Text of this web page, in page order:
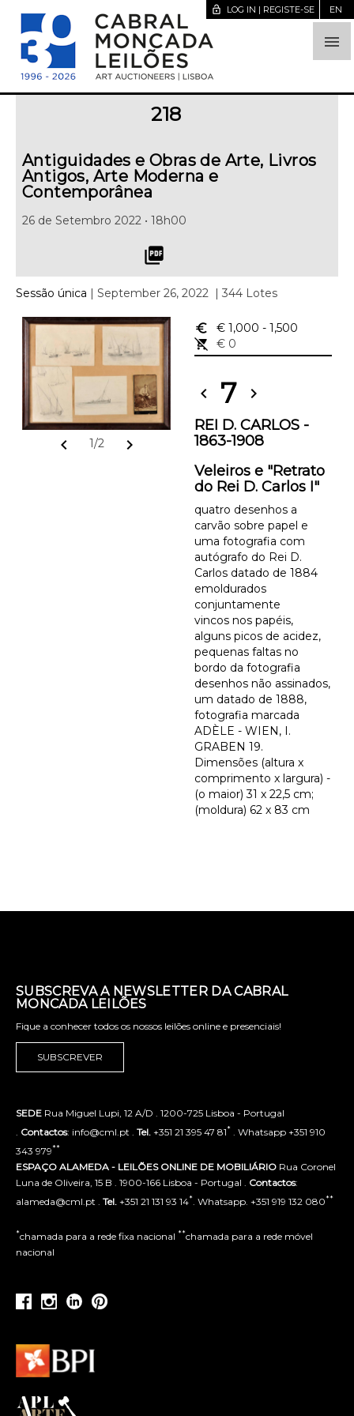

lock_open LOG IN | REGISTE-SE EN
218
Antiguidades e Obras de Arte, Livros
Antigos, Arte Moderna e
Contemporânea
26 de Setembro 2022 • 18h00
picture_as_pdf
Sessão única | September 26, 2022 | 344 Lotes
chevron_left 1/2 chevron_right
euro_symbol € 1,000 - 1,500
remove_shopping_cart
€ 0
chevron_left 7 chevron_right
REI D. CARLOS -
1863-1908
Veleiros e "Retrato
do Rei D. Carlos I"
quatro desenhos a
carvão sobre papel e
uma fotografia com
autógrafo do Rei D.
Carlos datado de 1884
emoldurados
conjuntamente
vincos nos papéis,
alguns picos de acidez,
pequenas faltas no
bordo da fotografia
desenhos não assinados,
um datado de 1888,
fotografia marcada
ADÈLE - WIEN, I.
GRABEN 19.
Dimensões (altura x
comprimento x largura) -
(o maior) 31 x 22,5 cm;
(moldura) 62 x 83 cm
SUBSCREVA A NEWSLETTER DA CABRAL
MONCADA LEILÕES
Fique a conhecer todos os nossos leilões online e presenciais!
SUBSCREVER
SEDE Rua Miguel Lupi, 12 A/D . 1200-725 Lisboa - Portugal
Contactos: info@cml.pt . Tel. +351 21 395 47 81* . Whatsapp +351 910
343 979**
ESPAÇO ALAMEDA - LEILÕES ONLINE DE MOBILIÁRIO Rua Coronel
Luna de Oliveira, 15 B . 1900-166 Lisboa - Portugal . Contactos:
alameda@cml.pt . Tel. +351 21 131 93 14* . Whatsapp. +351 919 132 080**
*chamada para a rede fixa nacional **chamada para a rede móvel
nacional